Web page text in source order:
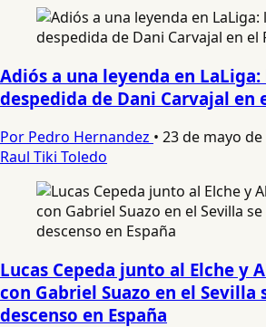
Adiós a una leyenda en
despedida de Dani Carvajal en
Por Pedro Hernandez • 23 de mayo de
Raul Tiki Toledo
Lucas Cepeda junto al Elche y
con Gabriel Suazo en el Sevilla
descenso en España